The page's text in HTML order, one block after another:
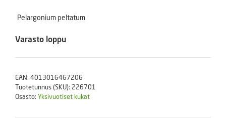
Pelargonium peltatum
Varasto loppu
EAN: 4013016467206
Tuotetunnus (SKU): 226701
Osasto: Yksivuotiset kukat